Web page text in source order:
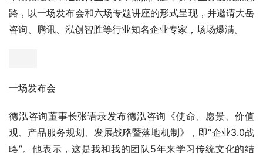
路，以一场发布会和六场专题讲座的形式呈现，并邀请大岳
咨询、腾讯、泓创智胜等行业知名企业专家，场场爆满。
一场发布会
德泓咨询董事长张语录发布德泓咨询《使命、愿景、价值
观、产品服务规划、发展战略暨落地机制》，即“企业3.0战
略”。他表示，这是我和我的团队5年来学习传统文化的结